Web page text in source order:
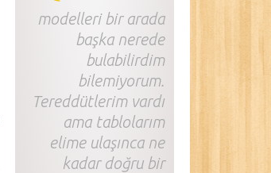
modelleri bir arada
başka nerede
bulabilirdim
bilemiyorum.
Tereddütlerim vardı
ama tablolarım
elime ulaşınca ne
kadar doğru bir